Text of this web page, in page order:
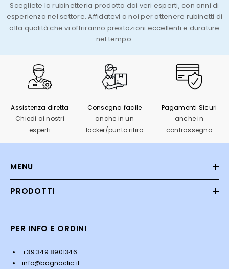
Scegliete la rubinetteria prodotta dai veri esperti, con anni di
esperienza nel settore. Affidatevi a noi per ottenere rubinetti di
alta qualità che vi offriranno prestazioni eccellenti e durature
nel tempo.
Assistenza diretta
Chiedi ai nostri
esperti
Consegna facile
anche in un
locker/punto ritiro
Pagamenti Sicuri
anche in
contrassegno
MENU
PRODOTTI
PER INFO E ORDINI
+39 349 8901346
info@bagnoclic.it